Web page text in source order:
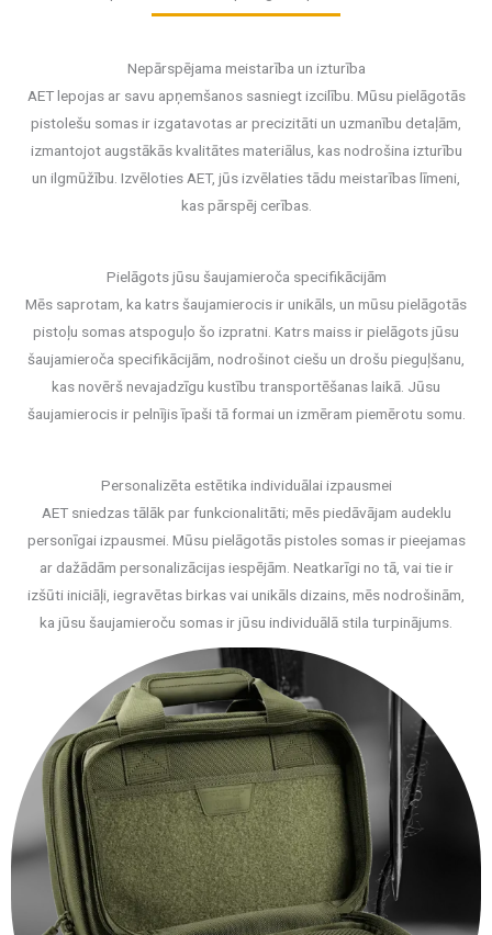
Nepārspējama meistarība un izturība
AET lepojas ar savu apņemšanos sasniegt izcilību. Mūsu pielāgotās
pistolešu somas ir izgatavotas ar precizitāti un uzmanību detaļām,
izmantojot augstākās kvalitātes materiālus, kas nodrošina izturību
un ilgmūžību. Izvēloties AET, jūs izvēlaties tādu meistarības līmeni,
kas pārspēj cerības.
Pielāgots jūsu šaujamieroča specifikācijām
Mēs saprotam, ka katrs šaujamierocis ir unikāls, un mūsu pielāgotās
pistoļu somas atspoguļo šo izpratni. Katrs maiss ir pielāgots jūsu
šaujamieroča specifikācijām, nodrošinot ciešu un drošu pieguļšanu,
kas novērš nevajadzīgu kustību transportēšanas laikā. Jūsu
šaujamierocis ir pelnījis īpaši tā formai un izmēram piemērotu somu.
Personalizēta estētika individuālai izpausmei
AET sniedzas tālāk par funkcionalitāti; mēs piedāvājam audeklu
personīgai izpausmei. Mūsu pielāgotās pistoles somas ir pieejamas
ar dažādām personalizācijas iespējām. Neatkarīgi no tā, vai tie ir
izšūti iniciāļi, iegravētas birkas vai unikāls dizains, mēs nodrošinām,
ka jūsu šaujamieroču somas ir jūsu individuālā stila turpinājums.